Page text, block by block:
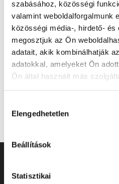
szabásához, közösségi
valamint weboldalforgalmunk
közösségi média-, hirdető- és
megosztjuk az Ön
adatait, akik kombinálhatják
adatokkal, amelyeket Ön
Ön által használt más
kiválasztása
Elengedhetetlen
Beállítások
Statisztikai
takarékossági
a Pécsi Köztemető
nyitvatartása: 2026.
hétfőtől szombatig 12
Tovább